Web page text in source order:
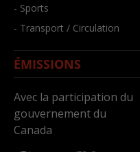
- Sports
- Transport / Circulation
ÉMISSIONS
Avec la participation du
gouvernement du
Canada